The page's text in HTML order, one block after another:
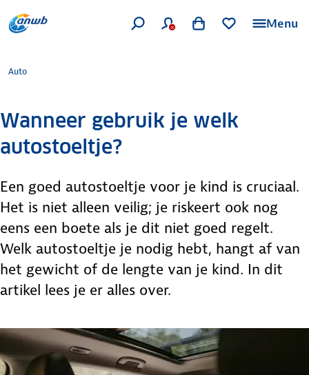
Menu
Auto
Wanneer gebruik je welk
autostoeltje?
Een goed autostoeltje voor je kind is cruciaal.
Het is niet alleen veilig; je riskeert ook nog
eens een boete als je dit niet goed regelt.
Welk autostoeltje je nodig hebt, hangt af van
het gewicht of de lengte van je kind. In dit
artikel lees je er alles over.